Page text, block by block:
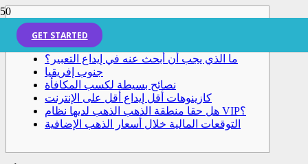
GET STARTED
ما الذي يجب أن أبحث عنه في إيداع التعبير؟
جنوب إفريقيا
نصائح بسيطة لكسب المكافأة
كازينوهات أقل إيداع أقل على الإنترنت
هل حقا منطقة الذهب الذهب لديها نظام VIP؟
التوقعات المالية خلال أسعار الذهب الإضافية